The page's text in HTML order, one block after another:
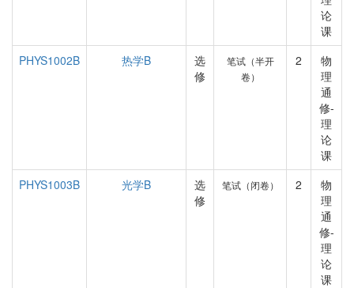
论
课
PHYS1002B
热学B
选
修
笔试（半开
卷）
2
物
理
通
修-
理
论
课
PHYS1003B
光学B
选
修
笔试（闭卷） 2
物
理
通
修-
理
论
课